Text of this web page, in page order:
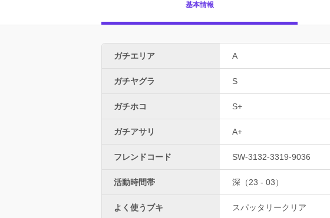
基本情報
ガチエリア A
ガチヤグラ S
ガチホコ S+
ガチアサリ A+
フレンドコード SW-3132-3319-9036
活動時間帯 深（23 - 03）
よく使うブキ スパッタリークリア